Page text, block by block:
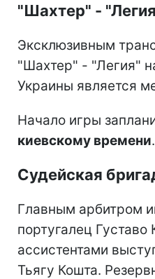
"Шахтер" -
Эксклюзивным
"Шахтер" - "Легия"
Украины является
Начало игры
киевскому времени.
Судейская
Главным арбитром
португалец Густаво
ассистентами
Тьягу Кошта.